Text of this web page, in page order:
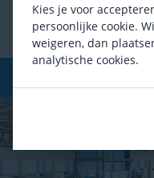
Kies je voor
persoonlijke cookie.
weigeren, dan
analytische cookies.